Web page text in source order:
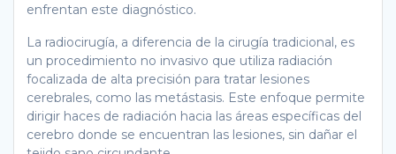
enfrentan este diagnóstico.
La radiocirugía, a diferencia de la cirugía tradicional, es
un procedimiento no invasivo que utiliza radiación
focalizada de alta precisión para tratar lesiones
cerebrales, como las metástasis. Este enfoque permite
dirigir haces de radiación hacia las áreas específicas del
cerebro donde se encuentran las lesiones, sin dañar el